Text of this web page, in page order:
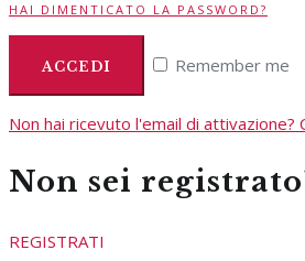
HAI DIMENTICATO LA PASSWORD?
Remember me
Non hai ricevuto l'email di attivazione?
Non sei
REGISTRATI